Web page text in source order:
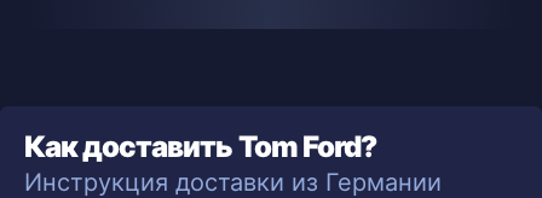
Как доставить Tom Ford?
Инструкция доставки из Германии